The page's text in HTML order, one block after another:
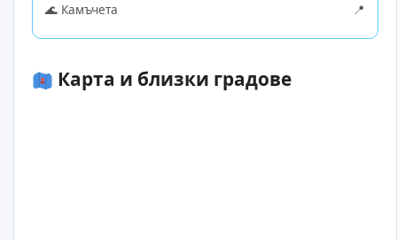
🌊 Камъчета
📍
Карта и близки градове